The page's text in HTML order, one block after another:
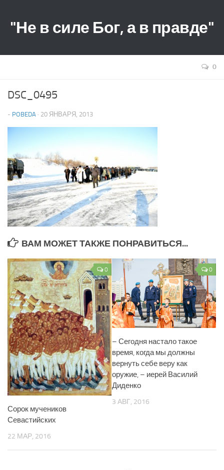
"Не в силе Бог, а в правде"
0
DSC_0495
- POBEDA · 20 ЯНВАРЯ, 2013
ВАМ МОЖЕТ ТАКЖЕ ПОНРАВИТЬСЯ...
0
Сорок мучеников
Севастийских
22 МАР, 2016
0
– Сегодня настало такое
время, когда мы должны
вернуть себе веру как
оружие, – иерей Василий
Диденко
3 АВГ, 2016